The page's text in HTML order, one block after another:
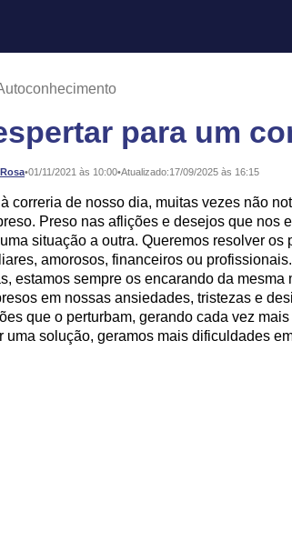
para um
•01/11/2021 às 10:00•Atualizado:17/09/2025 às 16:15
correria de nosso dia, muitas vezes não
Preso nas aflições e desejos que nos
situação a outra. Queremos resolver
amorosos, financeiros ou
estamos sempre os encarando da mesma
em nossas ansiedades, tristezas e
que o perturbam, gerando cada vez
uma solução, geramos mais dificuldades